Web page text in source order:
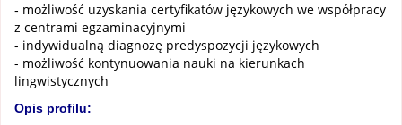
- możliwość uzyskania certyfikatów językowych we współpracy
z centrami egzaminacyjnymi
- indywidualną diagnozę predyspozycji językowych
- możliwość kontynuowania nauki na kierunkach
lingwistycznych
Opis profilu: